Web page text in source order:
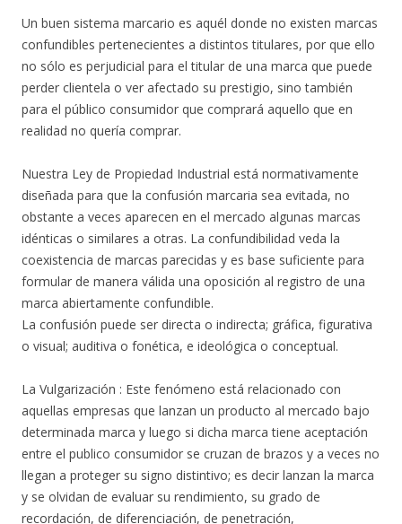
Un buen sistema marcario es aquél donde no existen marcas
confundibles pertenecientes a distintos titulares, por que ello
no sólo es perjudicial para el titular de una marca que puede
perder clientela o ver afectado su prestigio, sino también
para el público consumidor que comprará aquello que en
realidad no quería comprar.
Nuestra Ley de Propiedad Industrial está normativamente
diseñada para que la confusión marcaria sea evitada, no
obstante a veces aparecen en el mercado algunas marcas
idénticas o similares a otras. La confundibilidad veda la
coexistencia de marcas parecidas y es base suficiente para
formular de manera válida una oposición al registro de una
marca abiertamente confundible.
La confusión puede ser directa o indirecta; gráfica, figurativa
o visual; auditiva o fonética, e ideológica o conceptual.
La Vulgarización : Este fenómeno está relacionado con
aquellas empresas que lanzan un producto al mercado bajo
determinada marca y luego si dicha marca tiene aceptación
entre el publico consumidor se cruzan de brazos y a veces no
llegan a proteger su signo distintivo; es decir lanzan la marca
y se olvidan de evaluar su rendimiento, su grado de
recordación, de diferenciación, de penetración,